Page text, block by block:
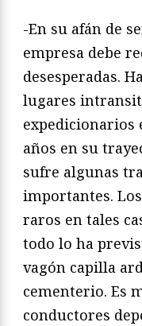
-En su afán de
empresa debe
desesperadas.
lugares
expedicionarios
años en su
sufre algunas
importantes.
raros en tales
todo lo ha
vagón capilla
cementerio. Es
conductores